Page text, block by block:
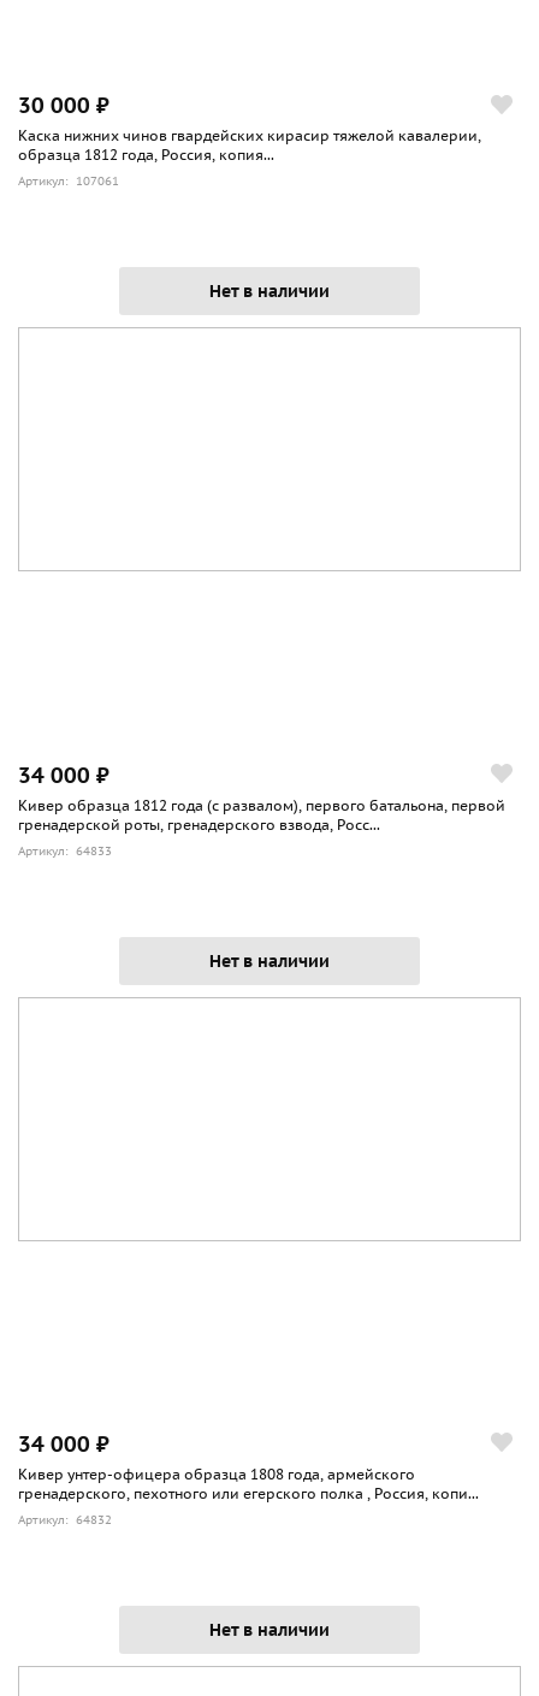
30 000 ₽
Каска нижних чинов гвардейских кирасир тяжелой кавалерии,
образца 1812 года, Россия, копия...
Артикул: 107061
Нет в наличии
34 000 ₽
Кивер образца 1812 года (с развалом), первого батальона, первой
гренадерской роты, гренадерского взвода, Росс...
Артикул: 64833
Нет в наличии
34 000 ₽
Кивер унтер-офицера образца 1808 года, армейского
гренадерского, пехотного или егерского полка , Россия, копи...
Артикул: 64832
Нет в наличии